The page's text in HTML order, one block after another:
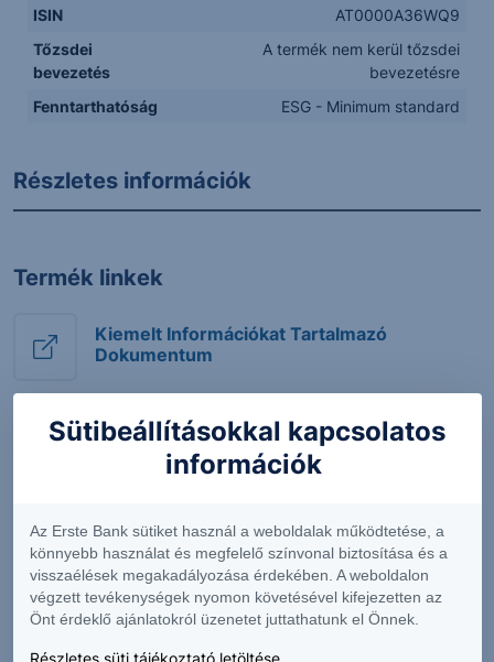
ISIN
AT0000A36WQ9
Tőzsdei
bevezetés
A termék nem kerül tőzsdei
bevezetésre
Fenntarthatóság
ESG - Minimum standard
Részletes információk
Termék linkek
Kiemelt Információkat Tartalmazó
Dokumentum
Letölthető dokumentumok
Protect Express általános terméktájékoztató
Sütibeállításokkal kapcsolatos
információk
Az Erste Bank sütiket használ a weboldalak működtetése, a
könnyebb használat és megfelelő színvonal biztosítása és a
visszaélések megakadályozása érdekében. A weboldalon
végzett tevékenységek nyomon követésével kifejezetten az
Önt érdeklő ajánlatokról üzenetet juttathatunk el Önnek.
Részletes süti tájékoztató letöltése